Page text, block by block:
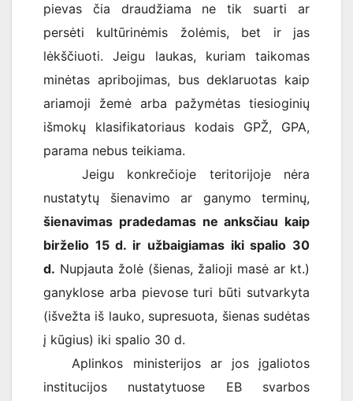
pievas čia draudžiama ne tik suarti ar
persėti kultūrinėmis žolėmis, bet ir jas
lėkščiuoti. Jeigu laukas, kuriam taikomas
minėtas apribojimas, bus deklaruotas kaip
ariamoji žemė arba pažymėtas tiesioginių
išmokų klasifikatoriaus kodais GPŽ, GPA,
parama nebus teikiama.
Jeigu konkrečioje teritorijoje nėra
nustatytų šienavimo ar ganymo terminų,
šienavimas pradedamas ne anksčiau kaip
birželio 15 d. ir užbaigiamas iki spalio 30
d. Nupjauta žolė (šienas, žalioji masė ar kt.)
ganyklose arba pievose turi būti sutvarkyta
(išvežta iš lauko, supresuota, šienas sudėtas
į kūgius) iki spalio 30 d.
Aplinkos ministerijos ar jos įgaliotos
institucijos nustatytuose EB svarbos